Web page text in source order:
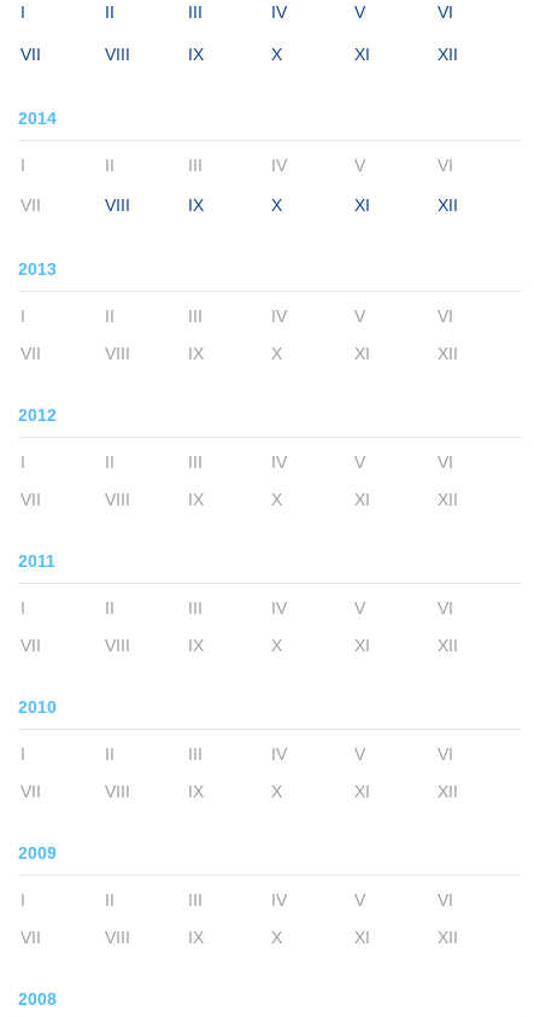
I II III IV V VI
VII VIII IX X XI XII
2014
I II III IV V VI
VII VIII IX X XI XII
2013
I II III IV V
VI
VII
VIII IX X XI XII
2012
I II III IV V
VI
VII
VIII IX X XI XII
2011
I II III IV V
VI
VII
VIII IX X XI XII
2010
I II III IV V
VI
VII
VIII IX X XI XII
2009
I II III IV V
VI
VII
VIII IX X XI XII
2008